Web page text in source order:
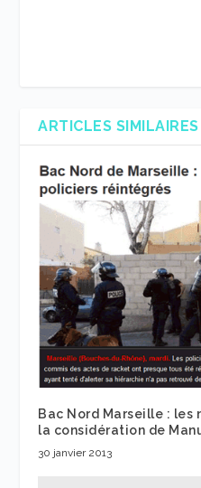
ARTICLES SIMILAIRES
Bac Nord Marseille : les
la considération de
30 janvier 2013